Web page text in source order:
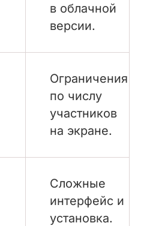
в облачной
версии.
Ограничения
по числу
участников
на экране.
Сложные
интерфейс и
установка.